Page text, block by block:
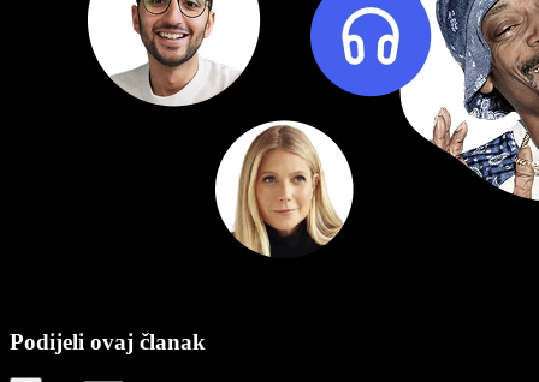
Podijeli ovaj članak